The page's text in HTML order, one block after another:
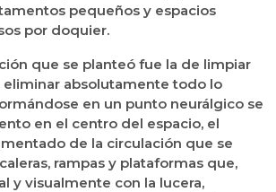
pequeños y espacios
por doquier.
que se planteó fue la de limpiar
eliminar absolutamente todo lo
en un punto neurálgico se
en el centro del espacio, el
de la circulación que se
rampas y plataformas que,
y visualmente con la lucera,